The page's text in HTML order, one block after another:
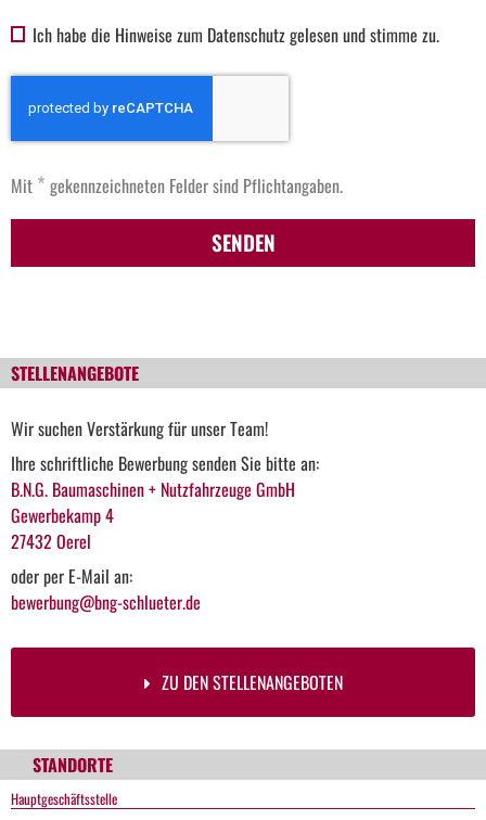
Ich habe die Hinweise zum Datenschutz gelesen und stimme zu.
Mit * gekennzeichneten Felder sind Pflichtangaben.
SENDEN
STELLENANGEBOTE
Wir suchen Verstärkung für unser Team!
Ihre schriftliche Bewerbung senden Sie bitte an:
B.N.G. Baumaschinen + Nutzfahrzeuge GmbH
Gewerbekamp 4
27432 Oerel
oder per E-Mail an:
bewerbung@bng-schlueter.de
ZU DEN STELLENANGEBOTEN
STANDORTE
Hauptgeschäftsstelle